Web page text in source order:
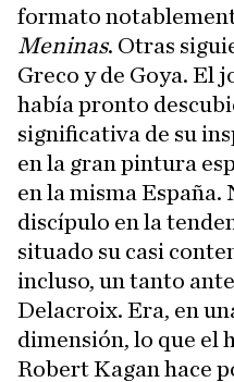
formato
Meninas. Otras
Greco y de Goya. El
había pronto
significativa de su
en la gran pintura
en la misma España.
discípulo en la
situado su casi
incluso, un tanto
Delacroix. Era, en
dimensión, lo que el
Robert Kagan hace